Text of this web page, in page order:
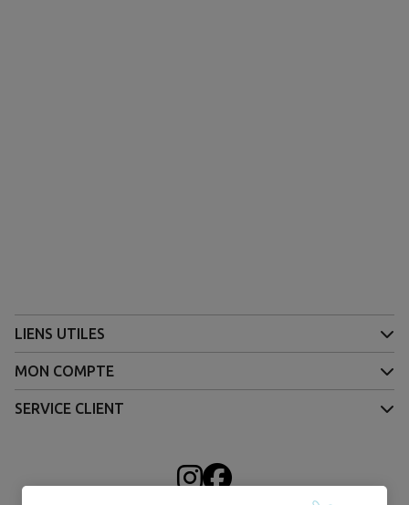
LIENS UTILES
MON COMPTE
SERVICE CLIENT